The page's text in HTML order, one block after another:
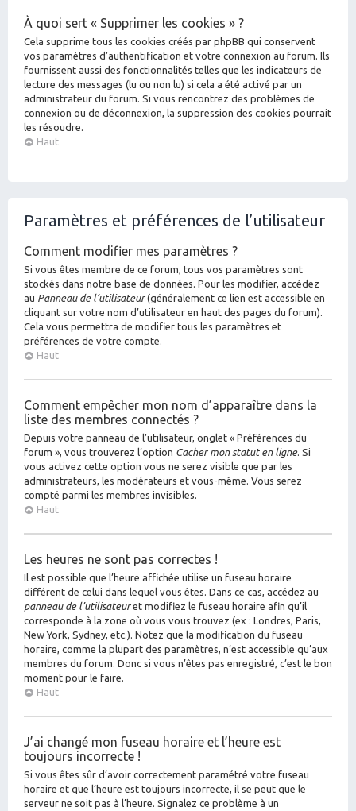
À quoi sert « Supprimer les cookies » ?
Cela supprime tous les cookies créés par phpBB qui conservent
vos paramètres d’authentification et votre connexion au forum. Ils
fournissent aussi des fonctionnalités telles que les indicateurs de
lecture des messages (lu ou non lu) si cela a été activé par un
administrateur du forum. Si vous rencontrez des problèmes de
connexion ou de déconnexion, la suppression des cookies pourrait
les résoudre.
Haut
Paramètres et préférences de l’utilisateur
Comment modifier mes paramètres ?
Si vous êtes membre de ce forum, tous vos paramètres sont
stockés dans notre base de données. Pour les modifier, accédez
au Panneau de l’utilisateur(généralement ce lien est accessible en
cliquant sur votre nom d’utilisateur en haut des pages du forum).
Cela vous permettra de modifier tous les paramètres et
préférences de votre compte.
Haut
Comment empêcher mon nom d’apparaître dans la
liste des membres connectés ?
Depuis votre panneau de l’utilisateur, onglet « Préférences du
forum », vous trouverez l’option Cacher mon statut en ligne. Si
vous activez cette option vous ne serez visible que par les
administrateurs, les modérateurs et vous-même. Vous serez
compté parmi les membres invisibles.
Haut
Les heures ne sont pas correctes !
Il est possible que l’heure affichée utilise un fuseau horaire
différent de celui dans lequel vous êtes. Dans ce cas, accédez au
panneau de l’utilisateuret modifiez le fuseau horaire afin qu’il
corresponde à la zone où vous vous trouvez (ex : Londres, Paris,
New York, Sydney, etc.). Notez que la modification du fuseau
horaire, comme la plupart des paramètres, n’est accessible qu’aux
membres du forum. Donc si vous n’êtes pas enregistré, c’est le bon
moment pour le faire.
Haut
J’ai changé mon fuseau horaire et l’heure est
toujours incorrecte !
Si vous êtes sûr d’avoir correctement paramétré votre fuseau
horaire et que l’heure est toujours incorrecte, il se peut que le
serveur ne soit pas à l’heure. Signalez ce problème à un